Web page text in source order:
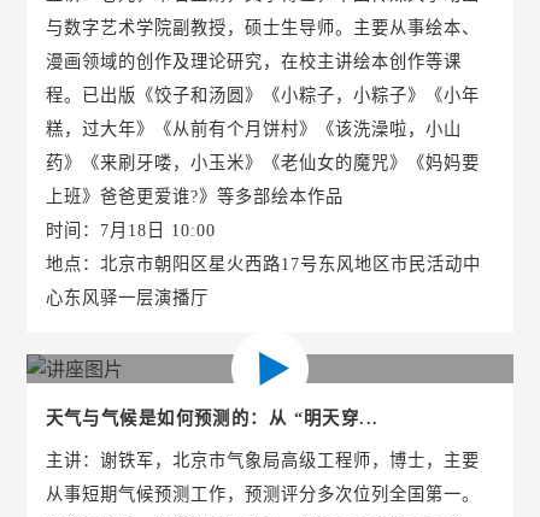
与数字艺术学院副教授，硕士生导师。主要从事绘本、
漫画领域的创作及理论研究，在校主讲绘本创作等课
程。已出版《饺子和汤圆》《小粽子，小粽子》《小年
糕，过大年》《从前有个月饼村》《该洗澡啦，小山
药》《来刷牙喽，小玉米》《老仙女的魔咒》《妈妈要
上班》爸爸更爱谁?》等多部绘本作品
时间：7月18日 10:00
地点：北京市朝阳区星火西路17号东风地区市民活动中
心东风驿一层演播厅
天气与气候是如何预测的：从 “明天穿...
主讲：谢铁军，北京市气象局高级工程师，博士，主要
从事短期气候预测工作，预测评分多次位列全国第一。